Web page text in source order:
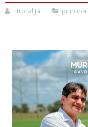
Litroral Já principal